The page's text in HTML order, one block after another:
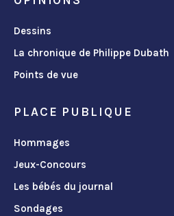
Dessins
La chronique de Philippe Dubath
Points de vue
PLACE PUBLIQUE
Hommages
Jeux-Concours
Les bébés du journal
Sondages